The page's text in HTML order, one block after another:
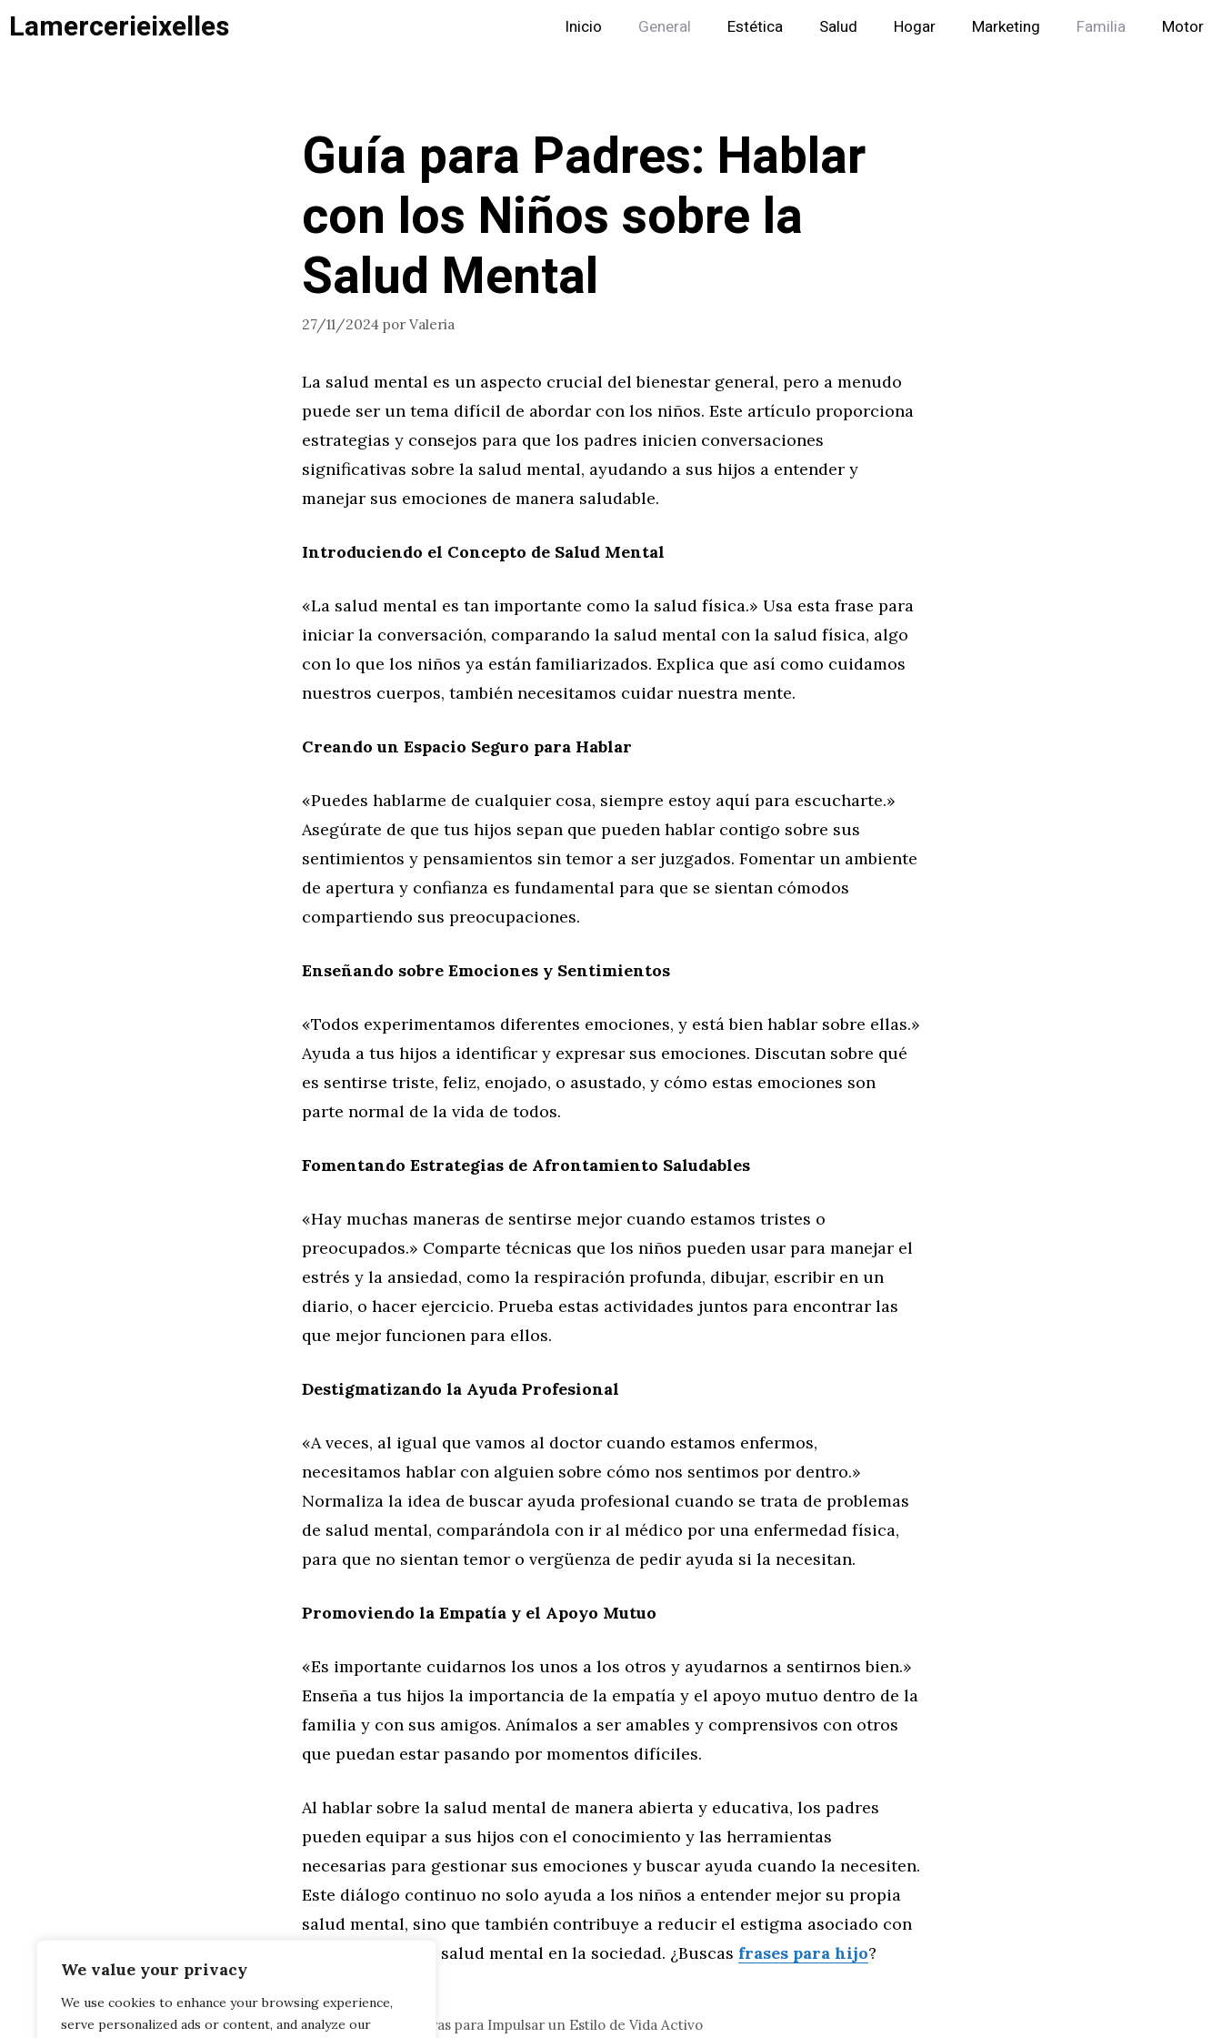
We value your privacy
We use cookies to enhance your browsing experience,
serve personalized ads or content, and analyze our
Saltar
alLamercerieixelles Inicio General Estética Salud Hogar Marketing Familia Motor
Guía para Padres: Hablar
con los Niños sobre la
Salud Mental
27/11/2024 por Valeria
La salud mental es un aspecto crucial del bienestar general, pero a menudo
puede ser un tema difícil de abordar con los niños. Este artículo proporciona
estrategias y consejos para que los padres inicien conversaciones
significativas sobre la salud mental, ayudando a sus hijos a entender y
manejar sus emociones de manera saludable.
Introduciendo el Concepto de Salud Mental
«La salud mental es tan importante como la salud física.» Usa esta frase para
iniciar la conversación, comparando la salud mental con la salud física, algo
con lo que los niños ya están familiarizados. Explica que así como cuidamos
nuestros cuerpos, también necesitamos cuidar nuestra mente.
Creando un Espacio Seguro para Hablar
«Puedes hablarme de cualquier cosa, siempre estoy aquí para escucharte.»
Asegúrate de que tus hijos sepan que pueden hablar contigo sobre sus
sentimientos y pensamientos sin temor a ser juzgados. Fomentar un ambiente
de apertura y confianza es fundamental para que se sientan cómodos
compartiendo sus preocupaciones.
Enseñando sobre Emociones y Sentimientos
«Todos experimentamos diferentes emociones, y está bien hablar sobre ellas.»
Ayuda a tus hijos a identificar y expresar sus emociones. Discutan sobre qué
es sentirse triste, feliz, enojado, o asustado, y cómo estas emociones son
parte normal de la vida de todos.
Fomentando Estrategias de Afrontamiento Saludables
«Hay muchas maneras de sentirse mejor cuando estamos tristes o
preocupados.» Comparte técnicas que los niños pueden usar para manejar el
estrés y la ansiedad, como la respiración profunda, dibujar, escribir en un
diario, o hacer ejercicio. Prueba estas actividades juntos para encontrar las
que mejor funcionen para ellos.
Destigmatizando la Ayuda Profesional
«A veces, al igual que vamos al doctor cuando estamos enfermos,
necesitamos hablar con alguien sobre cómo nos sentimos por dentro.»
Normaliza la idea de buscar ayuda profesional cuando se trata de problemas
de salud mental, comparándola con ir al médico por una enfermedad física,
para que no sientan temor o vergüenza de pedir ayuda si la necesitan.
Promoviendo la Empatía y el Apoyo Mutuo
«Es importante cuidarnos los unos a los otros y ayudarnos a sentirnos bien.»
Enseña a tus hijos la importancia de la empatía y el apoyo mutuo dentro de la
familia y con sus amigos. Anímalos a ser amables y comprensivos con otros
que puedan estar pasando por momentos difíciles.
Al hablar sobre la salud mental de manera abierta y educativa, los padres
pueden equipar a sus hijos con el conocimiento y las herramientas
necesarias para gestionar sus emociones y buscar ayuda cuando la necesiten.
Este diálogo continuo no solo ayuda a los niños a entender mejor su propia
salud mental, sino que también contribuye a reducir el estigma asociado con
los problemas de salud mental en la sociedad. ¿Buscas frases para hijo?
Categorías
Familia,General
Frases Motivadoras para Impulsar un Estilo de Vida Activo